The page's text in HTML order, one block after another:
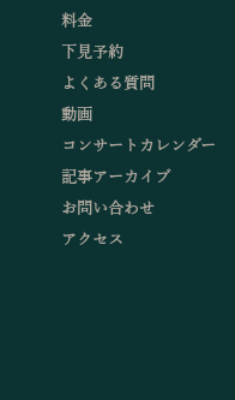
料金
下見予約
よくある質問
動画
コンサートカレンダー
記事アーカイブ
お問い合わせ
アクセス